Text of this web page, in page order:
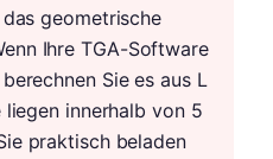
geometrische
Ihre TGA-Software
Sie es aus L
innerhalb von 5
praktisch beladen